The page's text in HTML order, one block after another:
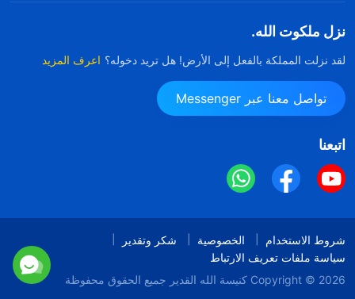
نزل ملكوت الله.
لقد نزلت المملكة بالفعل إلى الأرض! هل تريد دخوله؟ اعرف المزيد
تواصل معنا عبر Messenger
اتبعنا
شروط الاستخدام الخصوصية
شكر وتقدير
سياسة ملفات تعريف الارتباط
Copyright © 2026 كنيسة الله القدير جميع الحقوق محفوظة